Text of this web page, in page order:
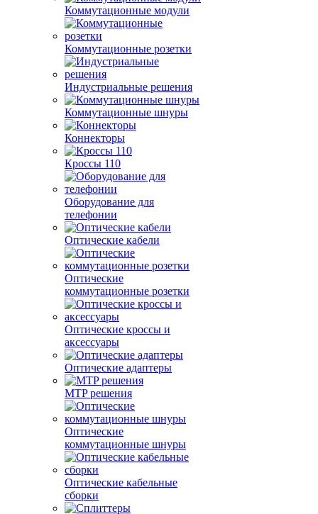
Коммутационные модули
Коммутационные розетки
Индустриальные решения
Коммутационные шнуры
Коннекторы
Кроссы 110
Оборудование для
телефонии
Оптические кабели
Оптические
коммутационные розетки
Оптические кроссы и
аксессуары
Оптические адаптеры
MTP решения
Оптические
коммутационные шнуры
Оптические кабельные
сборки